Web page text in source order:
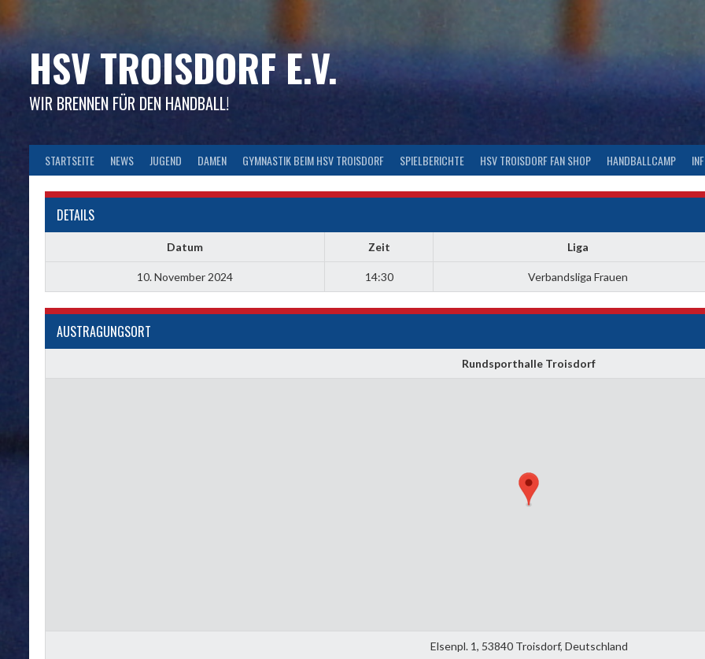
to
HSV TROISDORF E.V.
WIR BRENNEN FÜR DEN HANDBALL!
STARTSEITE NEWS JUGEND DAMEN GYMNASTIK BEIM HSV TROISDORF SPIELBERICHTE HSV TROISDORF FAN SHOP HANDBALLCAMP
DETAILS
Datum Zeit Liga
10. November 2024 14:30 Verbandsliga Frauen
AUSTRAGUNGSORT
Rundsporthalle Troisdorf
Elsenpl. 1, 53840 Troisdorf, Deutschland